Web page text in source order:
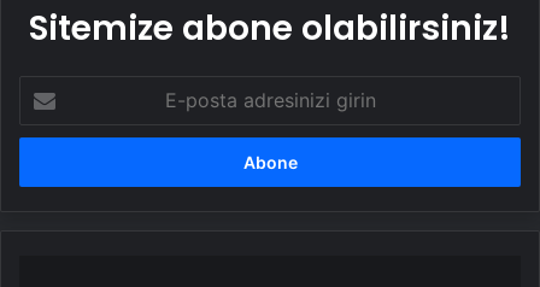
Sitemize abone olabilirsiniz!
posta
adresinizi